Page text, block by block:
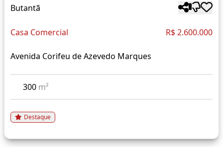
Butantã
Casa Comercial R$ 2.600.000
Avenida Corifeu de Azevedo Marques
300 m²
Destaque